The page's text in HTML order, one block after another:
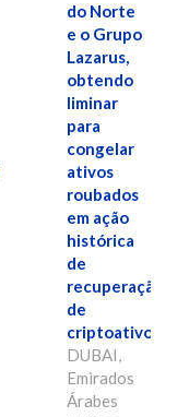
do Norte
e o Grupo
Lazarus,
obtendo
liminar
para
congelar
ativos
roubados
em ação
histórica
de
recuperação
de
criptoativos
DUBAI,
Emirados
Árabes